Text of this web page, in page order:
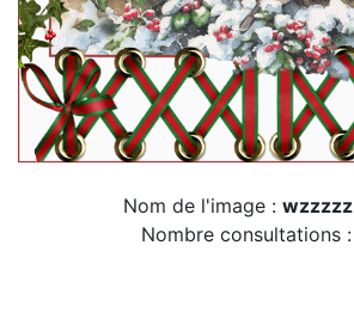
Nom de l'image :
Nombre consultations :